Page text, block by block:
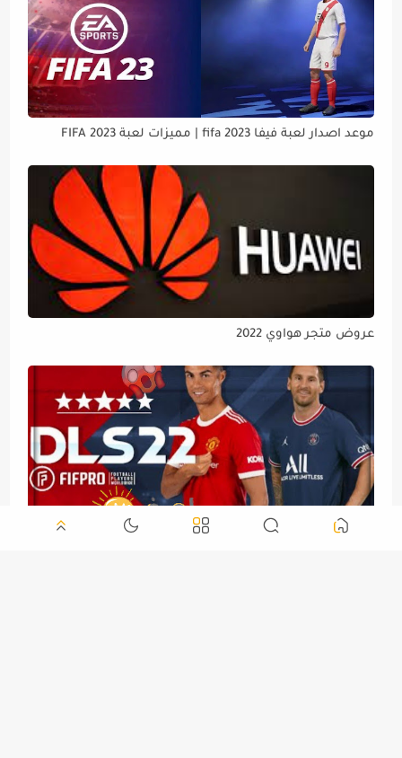
موعد اصدار لعبة فيفا 2023 fifa | مميزات لعبة FIFA 2023
عروض متجر هواوي 2022
تحميل لعبة دريم ليج سوكر للاندرويد والايفون 22 وطريقة